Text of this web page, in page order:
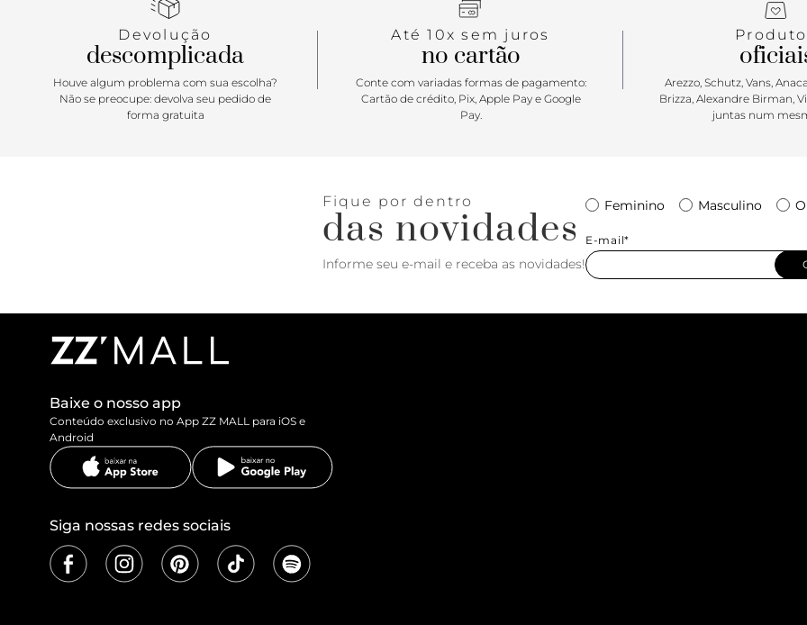
Devolução
descomplicada
Houve algum problema com sua escolha?
Não se preocupe: devolva seu pedido de
forma gratuita
Até 10x sem juros
no cartão
Conte com variadas formas de pagamento:
Cartão de crédito, Pix, Apple Pay e Google
Pay.
Arezzo, Schutz, Vans,
Brizza, Alexandre Birman,
juntas num
Fique por dentro
das novidades
Informe seu e-mail e receba as novidades!
Feminino Masculino
E-mail*
Baixe o nosso app
Conteúdo exclusivo no App ZZ MALL para iOS e
Android
Siga nossas redes sociais